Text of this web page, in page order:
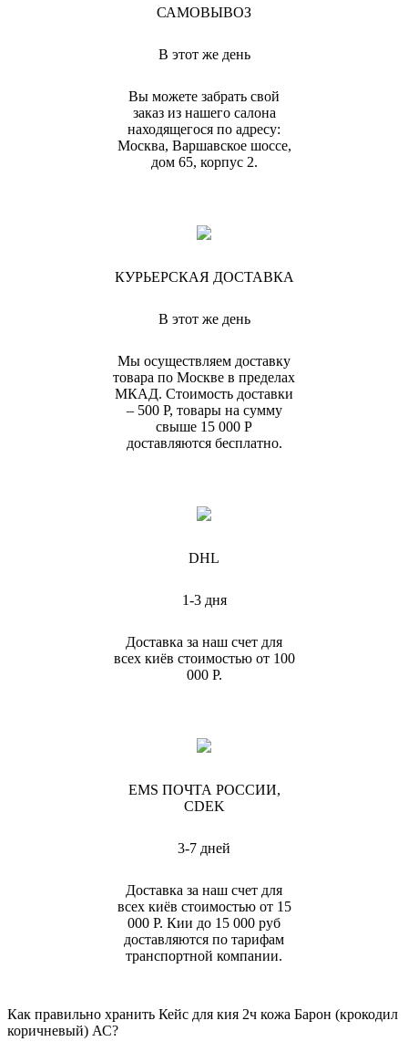
САМОВЫВОЗ
В этот же день
Вы можете забрать свой
заказ из нашего салона
находящегося по адресу:
Москва, Варшавское шоссе,
дом 65, корпус 2.
КУРЬЕРСКАЯ ДОСТАВКА
В этот же день
Мы осуществляем доставку
товара по Москве в пределах
МКАД. Стоимость доставки
– 500 Р, товары на сумму
свыше 15 000 Р
доставляются бесплатно.
DHL
1-3 дня
Доставка за наш счет для
всех киёв стоимостью от 100
000 Р.
EMS ПОЧТА РОССИИ,
CDEK
3-7 дней
Доставка за наш счет для
всех киёв стоимостью от 15
000 Р. Кии до 15 000 руб
доставляются по тарифам
транспортной компании.
Как правильно хранить Кейс для кия 2ч кожа Барон (крокодил
коричневый) АС?